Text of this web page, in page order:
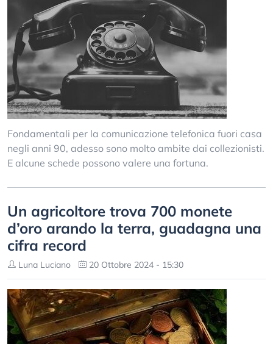
Fondamentali per la comunicazione telefonica fuori casa
negli anni 90, adesso sono molto ambite dai collezionisti.
E alcune schede possono valere una fortuna.
Un agricoltore trova 700 monete
d’oro arando la terra, guadagna una
cifra record
Luna Luciano 20 Ottobre 2024 - 15:30